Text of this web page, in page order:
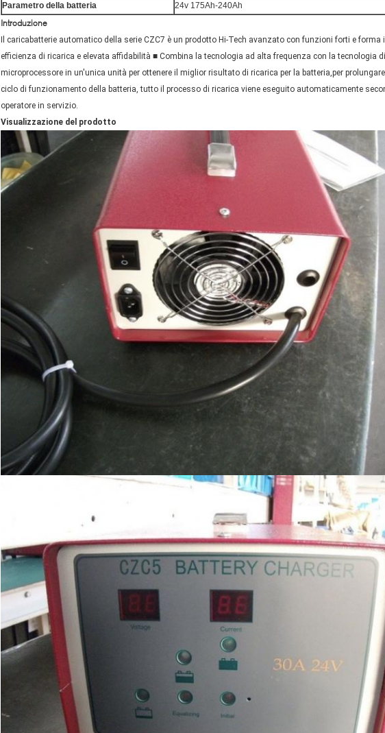
Parametro della batteria
24v 175Ah-240Ah
Introduzione
Il caricabatterie automatico della serie CZC7 è un prodotto Hi-Tech avanzato con funzioni forti e forma
efficienza di ricarica e elevata affidabilità ■ Combina la tecnologia ad alta frequenza con la tecnologia
microprocessore in un'unica unità per ottenere il miglior risultato di ricarica per la batteria,per
ciclo di funzionamento della batteria, tutto il processo di ricarica viene eseguito automaticamente
operatore in servizio.
Visualizzazione del prodotto